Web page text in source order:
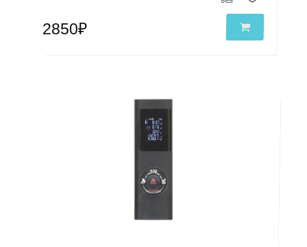
2850₽